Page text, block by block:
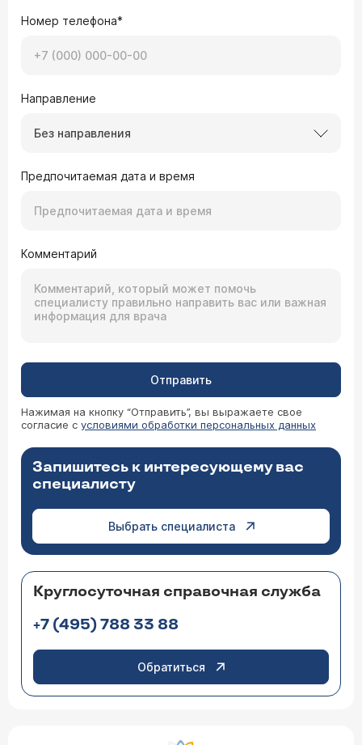
Номер телефона*
Направление
Без направления
Предпочитаемая дата и время
Комментарий
Отправить
Нажимая на кнопку “Отправить”, вы выражаете свое
согласие с условиями обработки персональных данных
Запишитесь к интересующему вас
специалисту
Выбрать специалиста
Круглосуточная справочная служба
+7 (495) 788 33 88
Обратиться